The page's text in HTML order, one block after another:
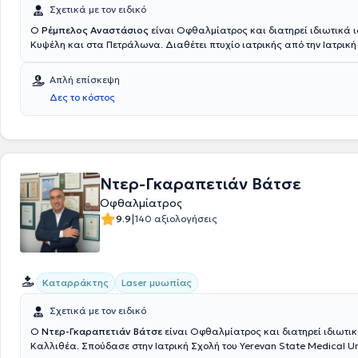
Σχετικά με τον ειδικό
Ο Ρέμπελος Αναστάσιος είναι Οφθαλμίατρος και διατηρεί ιδιωτικά
Κυψέλη και στα Πετράλωνα. Διαθέτει πτυχίο ιατρικής από την
Οφθαλμολογία, στο Γενικό Νοσοκομείο Αθηνών “Ιπποκράτειο”. Έχει
οφθαλμίατρος στο ΙΚΑ Κεραμεικού. Τέλος, παρακολουθεί πλήθος
πλαίσια της συνεχούς κατάρτισης και είναι μέλος του Ιατρικού
Απλή επίσκεψη
Δες το κόστος
Ντερ-Γκαραπετιάν Βάτσε
Οφθαλμίατρος
9.9|140 αξιολογήσεις
Καταρράκτης Laser μυωπίας
Σχετικά με τον ειδικό
O Ντερ-Γκαραπετιάν Βάτσε είναι Οφθαλμίατρος και διατηρεί
Καλλιθέα. Σπούδασε στην Ιατρική Σχολή του Yerevan State Medical